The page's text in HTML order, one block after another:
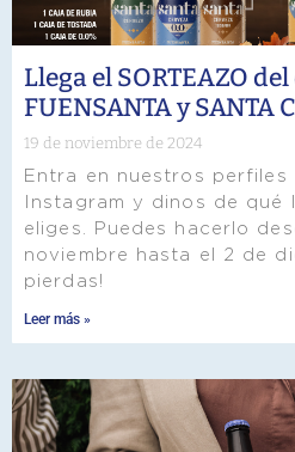
Llega el SORTEAZO
FUENSANTA y SANTA
19 de noviembre de 2024
Entra en nuestros perfiles
Instagram y dinos de
eliges. Puedes hacerlo
noviembre hasta el 2 de
pierdas!
Leer más »